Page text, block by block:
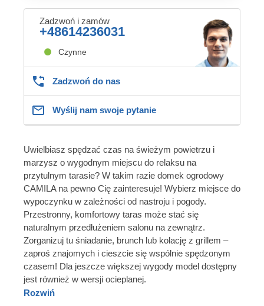
Zadzwoń i zamów
+48614236031
Czynne
Zadzwoń do nas
Wyślij nam swoje pytanie
Uwielbiasz spędzać czas na świeżym powietrzu i
marzysz o wygodnym miejscu do relaksu na
przytulnym tarasie? W takim razie domek ogrodowy
CAMILA na pewno Cię zainteresuje! Wybierz miejsce do
wypoczynku w zależności od nastroju i pogody.
Przestronny, komfortowy taras może stać się
naturalnym przedłużeniem salonu na zewnątrz.
Zorganizuj tu śniadanie, brunch lub kolację z grillem –
zaproś znajomych i cieszcie się wspólnie spędzonym
czasem! Dla jeszcze większej wygody model dostępny
jest również w wersji ocieplanej.
Rozwiń